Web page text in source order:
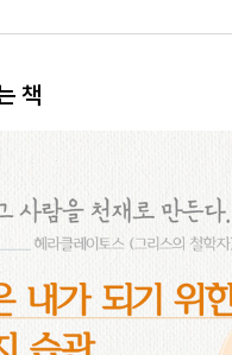
책